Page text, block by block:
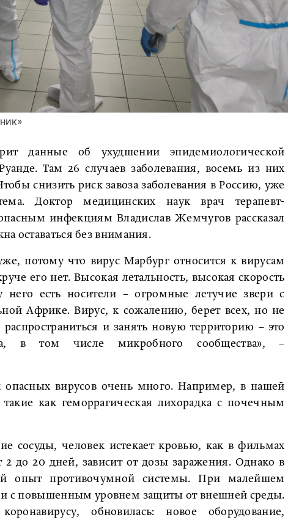
данные об ухудшении эпидемиологической
Там 26 случаев заболевания, восемь из них
снизить риск завоза заболевания в Россию, уже
Доктор медицинских наук врач терапевт-
инфекциям Владислав Жемчугов рассказал
оставаться без внимания.
потому что вирус Марбург относится к вирусам
его нет. Высокая летальность, высокая скорость
есть носители – огромные летучие звери с
Африке. Вирус, к сожалению, берет всех, но не
и занять новую территорию – это
в том числе микробного сообщества», –
вирусов очень много. Например, в нашей
как геморрагическая лихорадка с почечным
сосуды, человек истекает кровью, как в фильмах
до 20 дней, зависит от дозы заражения. Однако в
опыт противочумной системы. При малейшем
с повышенным уровнем защиты от внешней среды.
обновилась: новое оборудование,